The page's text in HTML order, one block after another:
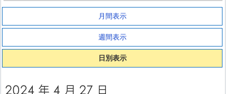
月間表示
週間表示
日別表示